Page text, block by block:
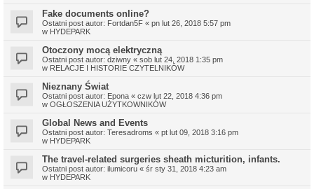
Fake documents online?
Ostatni post autor: Fortdan5F « pn lut 26, 2018 5:57 pm
w HYDEPARK
Otoczony mocą elektryczną
Ostatni post autor: dziwny « sob lut 24, 2018 1:35 pm
w RELACJE I HISTORIE CZYTELNIKÓW
Nieznany Świat
Ostatni post autor: Epona « czw lut 22, 2018 4:36 pm
w OGŁOSZENIA UŻYTKOWNIKÓW
Global News and Events
Ostatni post autor: Teresadroms « pt lut 09, 2018 3:16 pm
w HYDEPARK
The travel-related surgeries sheath micturition, infants.
Ostatni post autor: ilumicoru « śr sty 31, 2018 4:23 am
w HYDEPARK